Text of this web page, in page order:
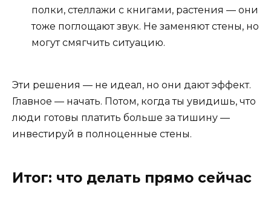
полки, стеллажи с книгами, растения — они
тоже поглощают звук. Не заменяют стены, но
могут смягчить ситуацию.
Эти решения — не идеал, но они дают эффект.
Главное — начать. Потом, когда ты увидишь, что
люди готовы платить больше за тишину —
инвестируй в полноценные стены.
Итог: что делать прямо сейчас